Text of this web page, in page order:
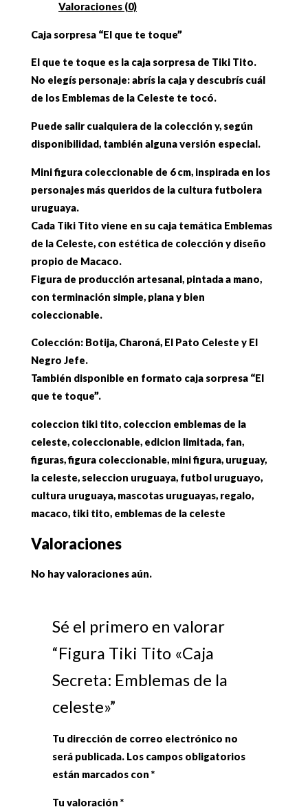
Valoraciones (0)
Caja sorpresa “El que te toque”
El que te toque es la caja sorpresa de Tiki Tito.
No elegís personaje: abrís la caja y descubrís cuál
de los Emblemas de la Celeste te tocó.
Puede salir cualquiera de la colección y, según
disponibilidad, también alguna versión especial.
Mini figura coleccionable de 6 cm, inspirada en los
personajes más queridos de la cultura futbolera
uruguaya.
Cada Tiki Tito viene en su caja temática Emblemas
de la Celeste, con estética de colección y diseño
propio de Macaco.
Figura de producción artesanal, pintada a mano,
con terminación simple, plana y bien
coleccionable.
Colección: Botija, Charoná, El Pato Celeste y El
Negro Jefe.
También disponible en formato caja sorpresa “El
que te toque”.
coleccion tiki tito, coleccion emblemas de la
celeste, coleccionable, edicion limitada, fan,
figuras, figura coleccionable, mini figura, uruguay,
la celeste, seleccion uruguaya, futbol uruguayo,
cultura uruguaya, mascotas uruguayas, regalo,
macaco, tiki tito, emblemas de la celeste
Valoraciones
No hay valoraciones aún.
Sé el primero en valorar
“Figura Tiki Tito «Caja
Secreta: Emblemas de la
celeste»”
Tu dirección de correo electrónico no
será publicada. Los campos obligatorios
están marcados con*
Tu valoración*